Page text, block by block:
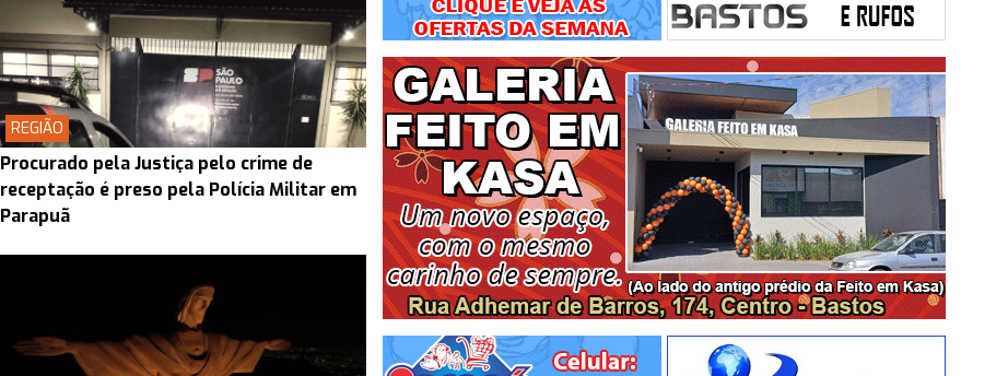
REGIÃO
Procurado pela Justiça pelo crime de
receptação é preso pela Polícia Militar em
Parapuã